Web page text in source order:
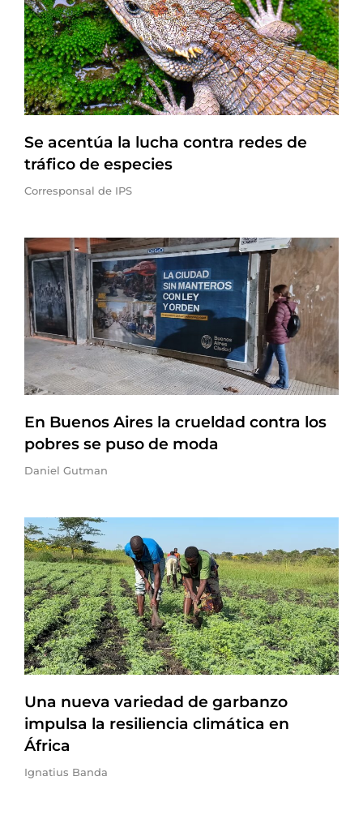
Se acentúa la lucha contra redes de
tráfico de especies
Corresponsal de IPS
En Buenos Aires la crueldad contra los
pobres se puso de moda
Daniel Gutman
Una nueva variedad de garbanzo
impulsa la resiliencia climática en
África
Ignatius Banda